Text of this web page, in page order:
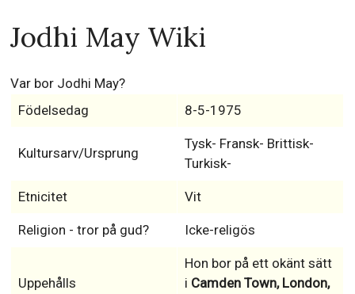
Jodhi May Wiki
Var bor Jodhi May?
Födelsedag
8-5-1975
Kultursarv/Ursprung
Tysk- Fransk- Brittisk-
Turkisk-
Etnicitet Vit
Religion - tror på gud? Icke-religös
Uppehålls
Hon bor på ett okänt sätt
i Camden Town, London,